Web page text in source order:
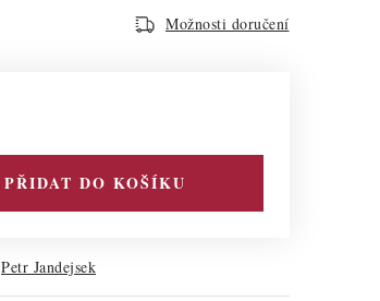
Možnosti doručení
PŘIDAT DO KOŠÍKU
Petr Jandejsek